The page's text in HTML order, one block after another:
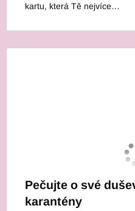
kartu, která Tě nejvíce…
Pečujte o své
karantény